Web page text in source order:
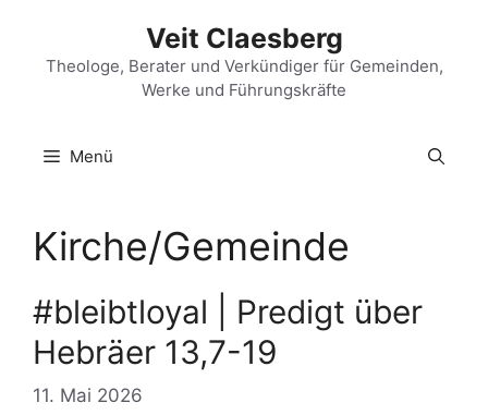
springen
Veit Claesberg
Theologe, Berater und Verkündiger für Gemeinden,
Werke und Führungskräfte
Menü
Kirche/Gemeinde
#bleibtloyal | Predigt über
Hebräer 13,7-19
11. Mai 2026